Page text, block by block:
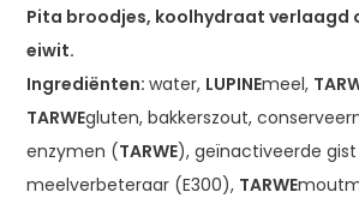
Pita broodjes, koolhydraat verlaagd
eiwit.
Ingrediënten:water, LUPINEmeel,
TARWEgluten, bakkerszout,
enzymen (TARWE), geïnactiveerde
meelverbeteraar (E300), TARWE